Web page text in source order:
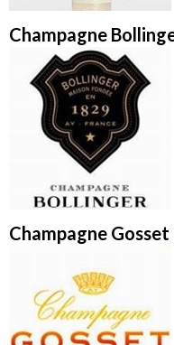
Champagne
Champagne Gosset